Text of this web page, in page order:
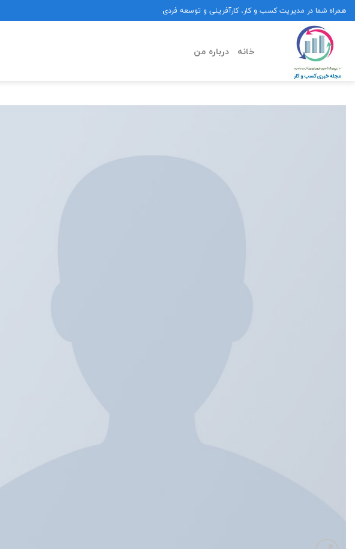
Skip
to
content
همراه شما در مدیریت کسب و کار، کارآفرینی و توسعه فردی
خانه درباره من